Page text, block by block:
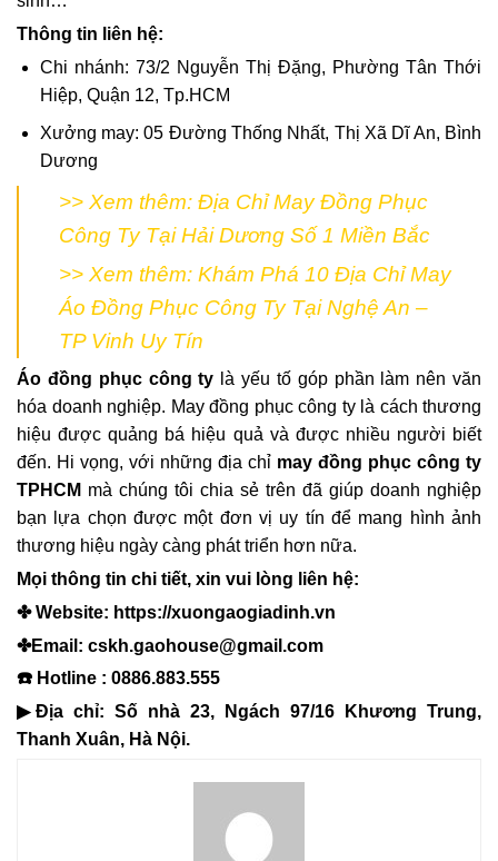
Thông tin liên hệ:
Chi nhánh: 73/2 Nguyễn Thị Đặng, Phường Tân Thới
Hiệp, Quận 12, Tp.HCM
Xưởng may: 05 Đường Thống Nhất, Thị Xã Dĩ An, Bình
Dương
>> Xem thêm: Địa Chỉ May Đồng Phục
Công Ty Tại Hải Dương Số 1 Miền Bắc
>> Xem thêm: Khám Phá 10 Địa Chỉ May
Áo Đồng Phục Công Ty Tại Nghệ An –
TP Vinh Uy Tín
Áo đồng phục công ty là yếu tố góp phần làm nên văn
hóa doanh nghiệp. May đồng phục công ty là cách thương
hiệu được quảng bá hiệu quả và được nhiều người biết
đến. Hi vọng, với những địa chỉ may đồng phục công ty
TPHCM mà chúng tôi chia sẻ trên đã giúp doanh nghiệp
bạn lựa chọn được một đơn vị uy tín để mang hình ảnh
thương hiệu ngày càng phát triển hơn nữa.
Mọi thông tin chi tiết, xin vui lòng liên hệ:
✤ Website: https://xuongaogiadinh.vn
✤Email: cskh.gaohouse@gmail.com
☎️ Hotline : 0886.883.555
▶Địa chỉ: Số nhà 23, Ngách 97/16 Khương Trung,
Thanh Xuân, Hà Nội.